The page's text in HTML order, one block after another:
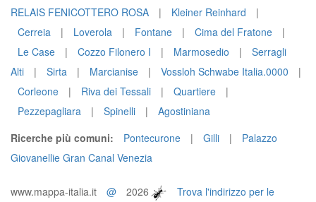
RELAIS FENICOTTERO ROSA
| Kleiner Reinhard
|
Cerreia
| Loverola | Fontane | Cima del Fratone
|
Le Case
| Cozzo Filonero I | Marmosedio |
Serragli
Alti
| Sirta | Marcianise | Vossloh Schwabe Italia.0000
|
Corleone
| Riva dei Tessali | Quartiere
|
Pezzepagliara
| Spinelli |
Agostiniana
Ricerche più comuni:
Pontecurone | Gilli |
Palazzo
Giovanellie Gran Canal Venezia
www.mappa-italia.it @ 2026
Trova l'indirizzo per le